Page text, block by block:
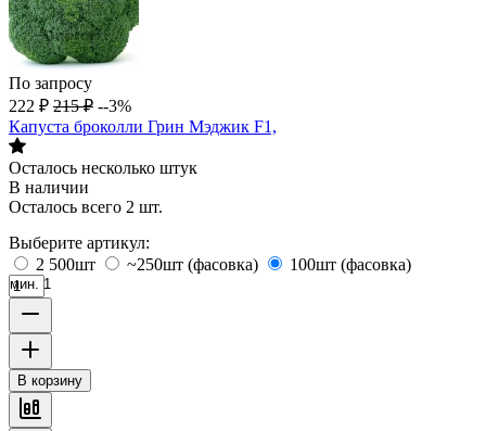
По запросу
222 ₽ 215 ₽ --3%
Капуста броколли Грин Мэджик F1,
Осталось несколько штук
В наличии
Осталось всего 2 шт.
Выберите артикул:
2 500шт
~250шт (фасовка) 100шт (фасовка)
мин. 1
В корзину